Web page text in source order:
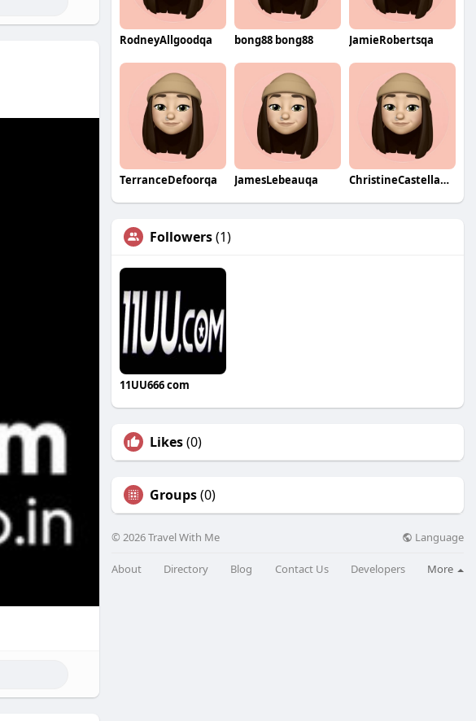
RodneyAllgoodqa bong88 bong88 JamieRobertsqa
TerranceDefoorqa JamesLebeauqa ChristineCastellanosqa
Followers(1)
11UU666 com
Likes(0)
Groups(0)
© 2026 Travel With Me Language
About Directory Blog Contact Us Developers More